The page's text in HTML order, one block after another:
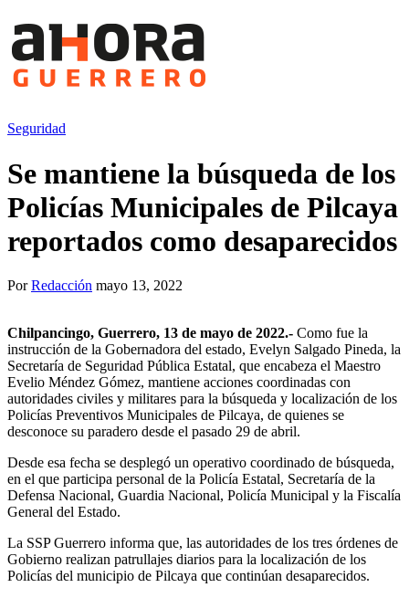
Seguridad
Se mantiene la búsqueda de los
Policías Municipales de Pilcaya
reportados como desaparecidos
PorRedacción mayo 13, 2022
Chilpancingo, Guerrero, 13 de mayo de 2022.- Como fue la
instrucción de la Gobernadora del estado, Evelyn Salgado Pineda, la
Secretaría de Seguridad Pública Estatal, que encabeza el Maestro
Evelio Méndez Gómez, mantiene acciones coordinadas con
autoridades civiles y militares para la búsqueda y localización de los
Policías Preventivos Municipales de Pilcaya, de quienes se
desconoce su paradero desde el pasado 29 de abril.
Desde esa fecha se desplegó un operativo coordinado de búsqueda,
en el que participa personal de la Policía Estatal, Secretaría de la
Defensa Nacional, Guardia Nacional, Policía Municipal y la Fiscalía
General del Estado.
La SSP Guerrero informa que, las autoridades de los tres órdenes de
Gobierno realizan patrullajes diarios para la localización de los
Policías del municipio de Pilcaya que continúan desaparecidos.